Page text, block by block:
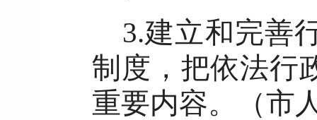
3.建立和完善
制度，把依法行
重要内容。（市